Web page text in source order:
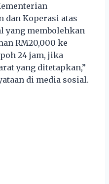
dan Koperasi atas
yang membolehkan
RM20,000 ke
24 jam, jika
yang ditetapkan,”
di media sosial.